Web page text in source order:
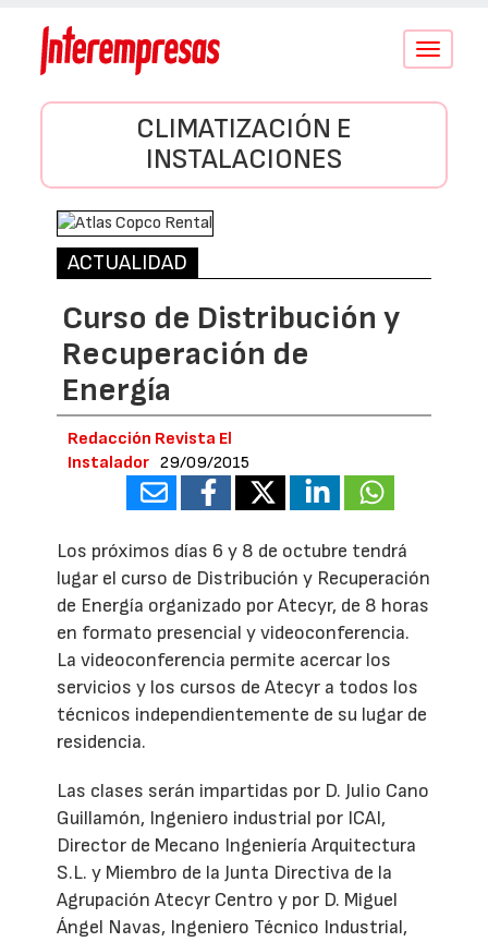
Conmutar
CLIMATIZACIÓN E
INSTALACIONES
ACTUALIDAD
Curso de Distribución y
Recuperación de
Energía
Redacción Revista El
Instalador 29/09/2015
Los próximos días 6 y 8 de octubre tendrá
lugar el curso de Distribución y Recuperación
de Energía organizado por Atecyr, de 8 horas
en formato presencial y videoconferencia.
La videoconferencia permite acercar los
servicios y los cursos de Atecyr a todos los
técnicos independientemente de su lugar de
residencia.
Las clases serán impartidas por D. Julio Cano
Guillamón, Ingeniero industrial por ICAI,
Director de Mecano Ingeniería Arquitectura
S.L. y Miembro de la Junta Directiva de la
Agrupación Atecyr Centro y por D. Miguel
Ángel Navas, Ingeniero Técnico Industrial,